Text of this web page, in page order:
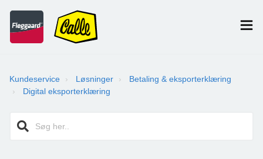
Kundeservice Løsninger
Betaling & eksporterklæring
Digital eksporterklæring